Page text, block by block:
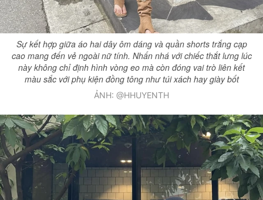
Sự kết hợp giữa áo hai dây ôm dáng và quần shorts trắng cạp
cao mang đến vẻ ngoài nữ tính. Nhấn nhá với chiếc thắt lưng lúc
này không chỉ định hình vòng eo mà còn đóng vai trò liên kết
màu sắc với phụ kiện đồng tông như túi xách hay giày bốt
ẢNH: @HHUYENTH